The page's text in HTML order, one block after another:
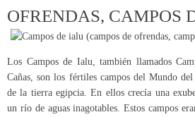
OFRENDAS, CAMPOS
Los Campos de Ialu, también llamados
Cañas, son los fértiles campos del Mundo
de la tierra egipcia. En ellos crecía una
un río de aguas inagotables. Estos campos